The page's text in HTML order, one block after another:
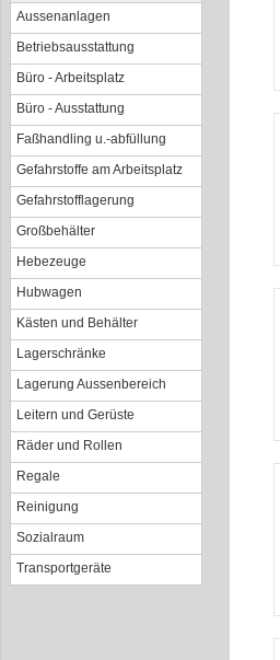
Aussenanlagen
Betriebsausstattung
Büro - Arbeitsplatz
Büro - Ausstattung
Faßhandling u.-abfüllung
Gefahrstoffe am Arbeitsplatz
Gefahrstofflagerung
Großbehälter
Hebezeuge
Hubwagen
Kästen und Behälter
Lagerschränke
Lagerung Aussenbereich
Leitern und Gerüste
Räder und Rollen
Regale
Reinigung
Sozialraum
Transportgeräte